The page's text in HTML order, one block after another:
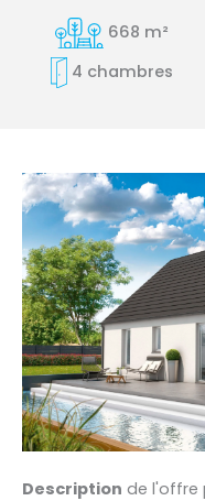
668 m²
4 chambres
Description de l'offre